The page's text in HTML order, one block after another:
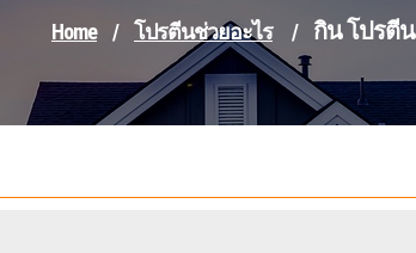
Home / โปรตีนช่วยอะไร / กิน โปรตี